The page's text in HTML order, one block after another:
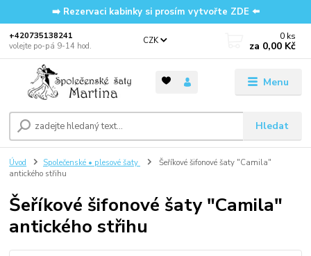
➡️ Rezervaci kabinky si prosím vytvořte ZDE ⬅️
Menu
CZK
Hledat
‭+420735138241
volejte po-pá 9-14 hod.
0 ks
za 0,00 Kč
Úvod Společenské • plesové šaty
Šeříkové šifonové šaty "Camila"
antického střihu
Šeříkové šifonové šaty "Camila"
antického střihu